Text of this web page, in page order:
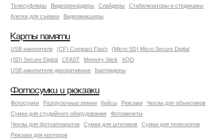
Телесуфлеры
Видеорекордеры Слайдеры
Стабилизаторы и стедикамы
Клетки для съёмки
Видеомикшеры
Карты памяти
USB накопители (CF) Compact Flash
(Micro SD) Micro Secure Digital
(SD) Secure Digital
CFAST Memory Stick
XQD
USB накопители декоративные
Картридеры
Фотосумки и рюкзаки
Фотосумки Разгрузочные ремни Кейсы Рюкзаки
Чехлы для объективов
Сумки для студийного оборудования
Фотожилеты
Чехлы для фотоаппаратов
Сумки для штативов
Сумки для телескопов
Рюкзаки для коптеров